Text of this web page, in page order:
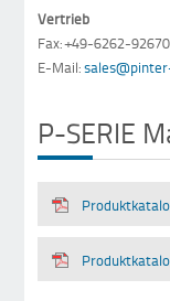
Vertrieb
Fax: +49-6262-
E-Mail:
P-SERIE